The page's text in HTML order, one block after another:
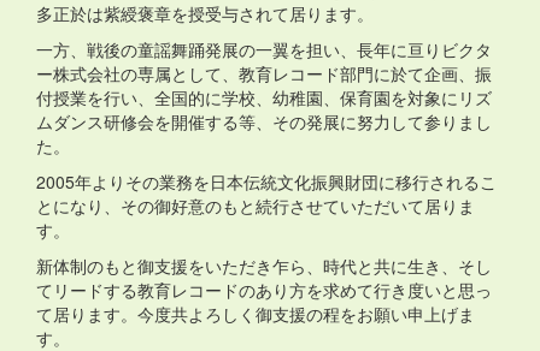
多正於は紫綬褒章を授受与されて居ります。
一方、戦後の童謡舞踊発展の一翼を担い、長年に亘りビクタ
ー株式会社の専属として、教育レコード部門に於て企画、振
付授業を行い、全国的に学校、幼稚園、保育園を対象にリズ
ムダンス研修会を開催する等、その発展に努力して参りまし
た。
2005年よりその業務を日本伝統文化振興財団に移行されるこ
とになり、その御好意のもと続行させていただいて居りま
す。
新体制のもと御支援をいただき乍ら、時代と共に生き、そし
てリードする教育レコードのあり方を求めて行き度いと思っ
て居ります。今度共よろしく御支援の程をお願い申上げま
す。